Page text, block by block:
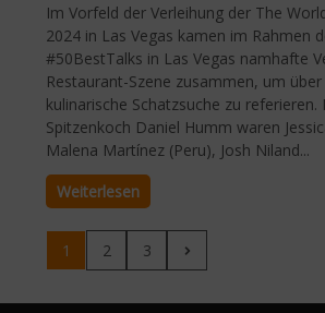
Im Vorfeld der Verleihung der The
2024 in Las Vegas kamen im Rahmen
#50BestTalks in Las Vegas namhafte
Restaurant-Szene zusammen, um
kulinarische Schatzsuche zu
Spitzenkoch Daniel Humm waren
Malena Martínez (Peru), Josh Niland...
Weiterlesen
1 2 3